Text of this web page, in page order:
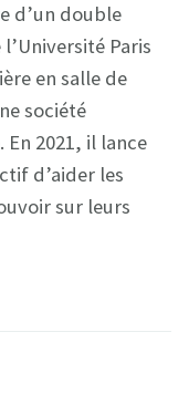
d’un double
Paris
en salle de
société
En 2021, il lance
d’aider les
sur leurs